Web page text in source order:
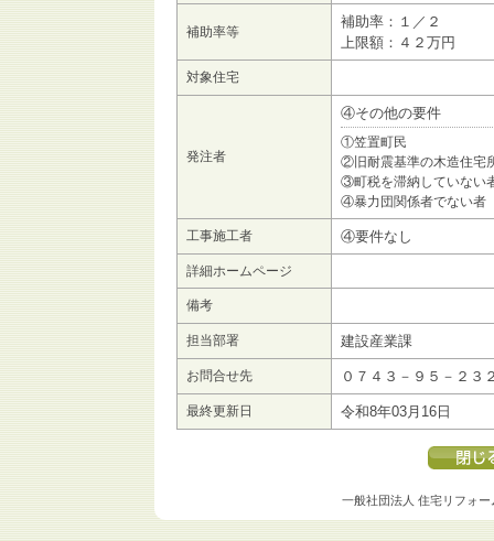
補助率等
補助率：１／２
上限額：４２万円
対象住宅
発注者
④その他の要件
①笠置町民
②旧耐震基準の木造住宅
③町税を滞納していない
④暴力団関係者でない者
工事施工者 ④要件なし
詳細ホームページ
備考
担当部署 建設産業課
お問合せ先 ０７４３－９５－２３
最終更新日 令和8年03月16日
一般社団法人 住宅リフォー